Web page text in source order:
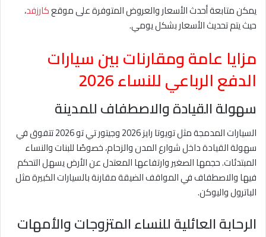
يمكن متابعة أحدث الأسعار والعروض المتوفرة على موقعكارزفد،
حيث يتم تحديث الأسعار بشكل يومي.
مزايا عامة ومقارنات بين سيارات
الدفع الرباعي للنساء 2026
سهولة القيادة والاصطفاف للمدينة
السيارات المدمجة مثل تويوتا رايز 2026 وجيتور تي تو 2026 تتفوق في
سهولة القيادة داخل شوارع المدن والزحام، خصوصًا للبنات والنساء
المبتدئات. حجمها الصغير وارتفاعها المعتدل عن الأرض يسهل التحكم
فيها والاصطفاف في المواقف الضيقة مقارنة بالسيارات الكبيرة مثل
الباترول واليوكن.
الرحابة العائلية للنساء المتزوجات والأمهات